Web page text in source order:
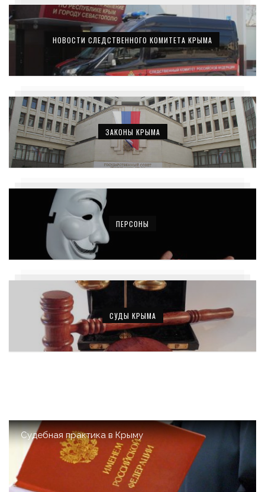
НОВОСТИ СЛЕДСТВЕННОГО КОМИТЕТА КРЫМА
ЗАКОНЫ КРЫМА
ПЕРСОНЫ
СУДЫ КРЫМА
Судебная практика в Крыму